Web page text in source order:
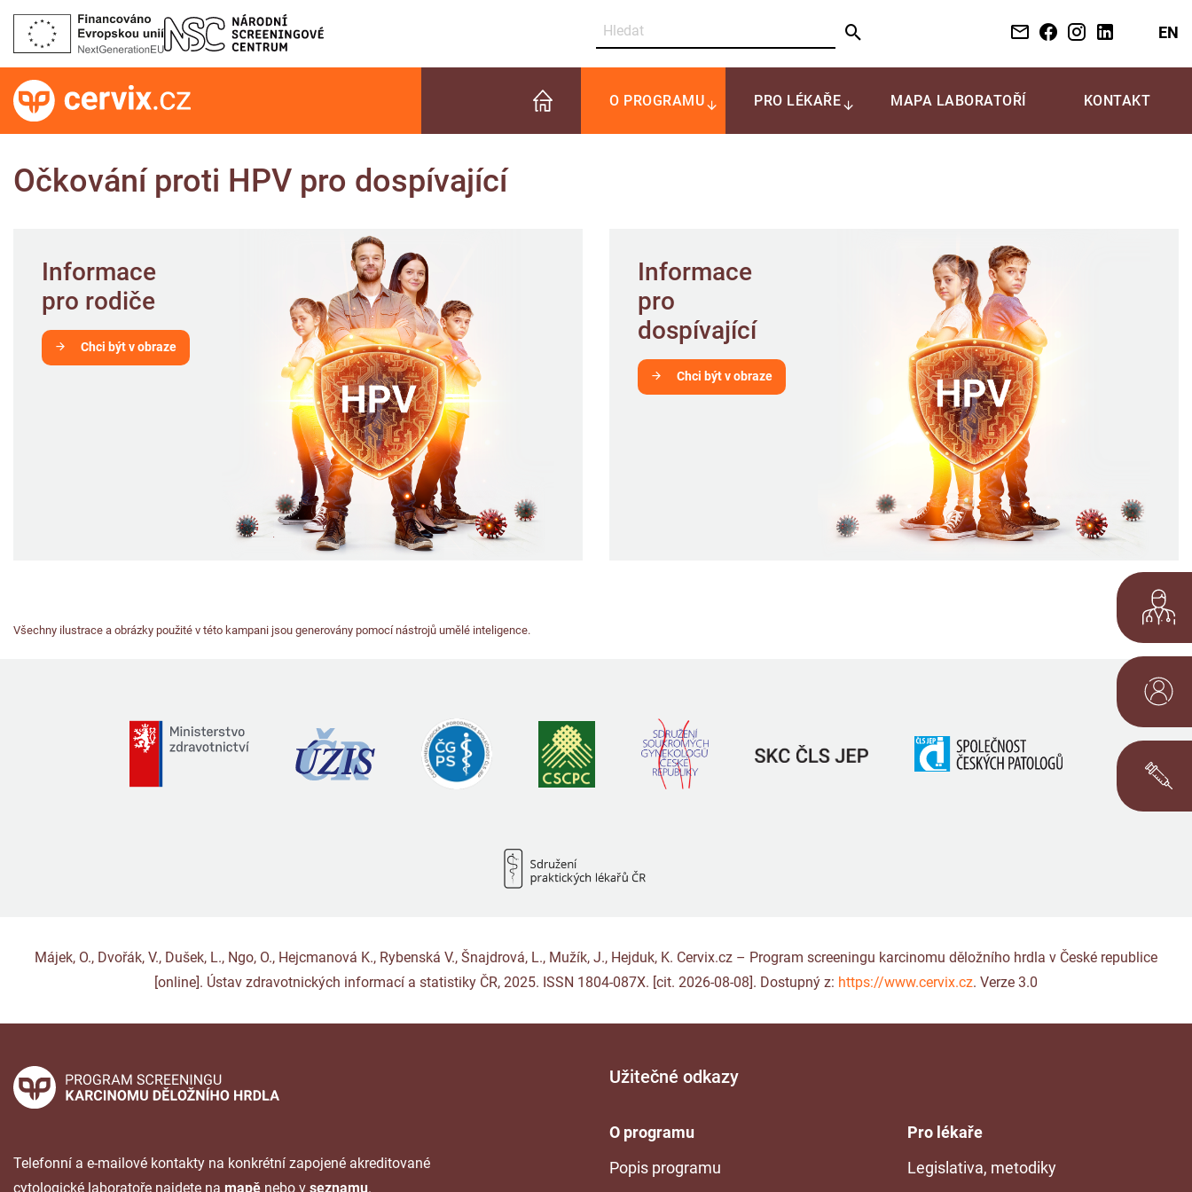
EN
O PROGRAMU PRO LÉKAŘE MAPA LABORATOŘÍ KONTAKT
Očkování proti HPV pro dospívající
Informace
pro rodiče
Chci být v obraze
Informace
pro
dospívající
Chci být v obraze
Všechny ilustrace a obrázky použité v této kampani jsou generovány pomocí nástrojů umělé inteligence.
Májek, O., Dvořák, V., Dušek, L., Ngo, O., Hejcmanová K., Rybenská V., Šnajdrová, L., Mužík, J., Hejduk, K. Cervix.cz – Program screeningu karcinomu děložního hrdla v České republice
[online]. Ústav zdravotnických informací a statistiky ČR, 2025. ISSN 1804-087X. [cit. 2026-08-08]. Dostupný z: https://www.cervix.cz. Verze 3.0
Telefonní a e-mailové kontakty na konkrétní zapojené akreditované
cytologické laboratoře najdete na mapě nebo v seznamu.
Užitečné odkazy
O programu
Popis programu
Pro lékaře
Legislativa, metodiky